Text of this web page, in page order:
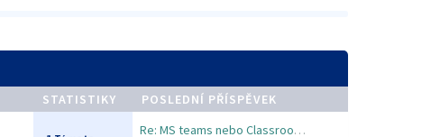
STATISTIKY POSLEDNÍ PŘÍSPĚVEK
Re: MS teams nebo Classroom?